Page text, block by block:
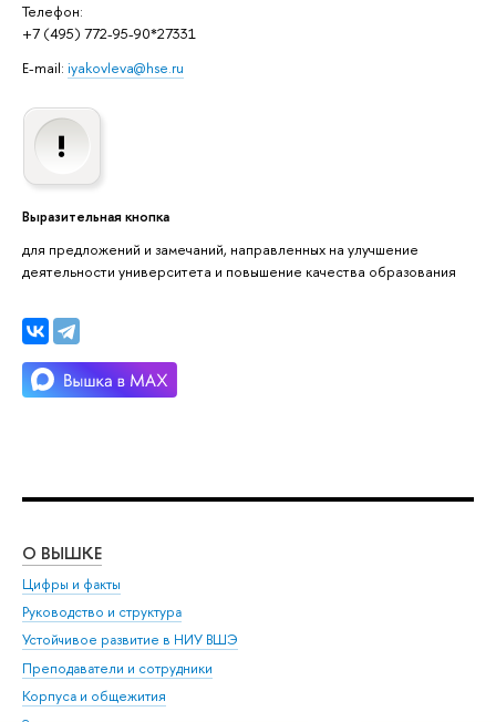
Телефон:
+7 (495) 772-95-90*27331
E-mail: iyakovleva@hse.ru
Выразительная кнопка
для предложений и замечаний, направленных на улучшение
деятельности университета и повышение качества образования
О ВЫШКЕ
Цифры и факты
Руководство и структура
Устойчивое развитие в НИУ ВШЭ
Преподаватели и сотрудники
Корпуса и общежития